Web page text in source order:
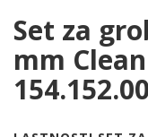
Set za
mm